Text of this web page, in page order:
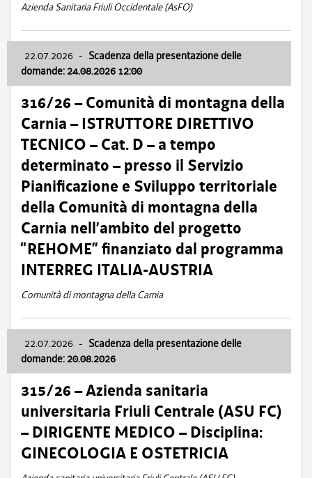
Azienda Sanitaria Friuli Occidentale (AsFO)
22.07.2026 - Scadenza della presentazione delle
domande: 24.08.2026 12:00
316/26 – Comunità di montagna della
Carnia – ISTRUTTORE DIRETTIVO
TECNICO – Cat. D – a tempo
determinato – presso il Servizio
Pianificazione e Sviluppo territoriale
della Comunità di montagna della
Carnia nell’ambito del progetto
“REHOME” finanziato dal programma
INTERREG ITALIA-AUSTRIA
Comunità di montagna della Carnia
22.07.2026 - Scadenza della presentazione delle
domande: 20.08.2026
315/26 – Azienda sanitaria
universitaria Friuli Centrale (ASU FC)
– DIRIGENTE MEDICO – Disciplina:
GINECOLOGIA E OSTETRICIA